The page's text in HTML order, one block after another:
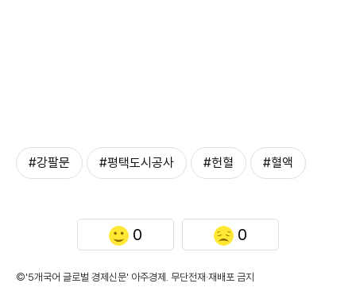
#강팔문 #평택도시공사 #헌혈 #혈액
0 0
©'5개국어 글로벌 경제신문' 아주경제. 무단전재·재배포 금지